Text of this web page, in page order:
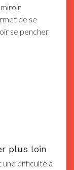
de se
se pencher
plus loin
difficulté à